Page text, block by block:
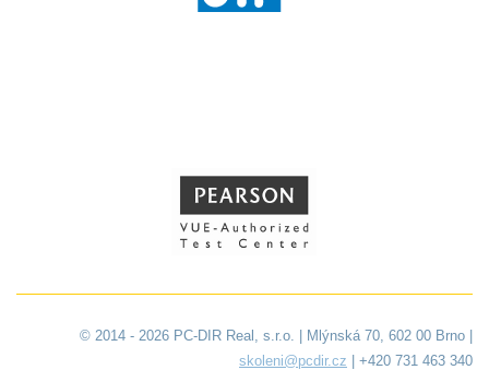
© 2014 - 2026 PC-DIR Real, s.r.o. | Mlýnská 70, 602 00 Brno |
skoleni@pcdir.cz | +420 731 463 340